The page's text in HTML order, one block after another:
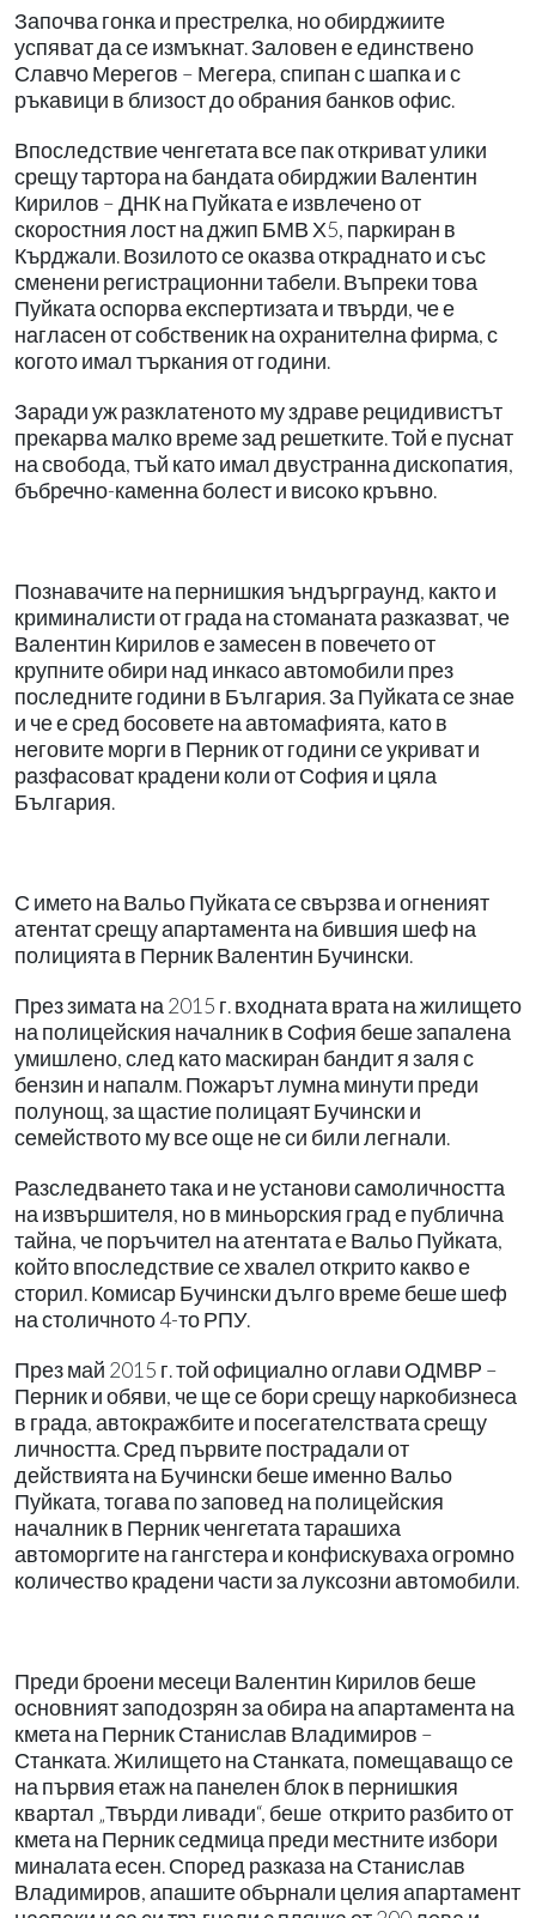
Започва гонка и престрелка, но обирджиите
успяват да се измъкнат. Заловен е единствено
Славчо Мерегов – Мегера, спипан с шапка и с
ръкавици в близост до обрания банков офис.
Впоследствие ченгетата все пак откриват улики
срещу тартора на бандата обирджии Валентин
Кирилов – ДНК на Пуйката е извлечено от
скоростния лост на джип БМВ Х5, паркиран в
Кърджали. Возилото се оказва откраднато и със
сменени регистрационни табели. Въпреки това
Пуйката оспорва експертизата и твърди, че е
нагласен от собственик на охранителна фирма, с
когото имал търкания от години.
Заради уж разклатеното му здраве рецидивистът
прекарва малко време зад решетките. Той е пуснат
на свобода, тъй като имал двустранна дископатия,
бъбречно-каменна болест и високо кръвно.
Познавачите на пернишкия ъндърграунд, както и
криминалисти от града на стоманата разказват, че
Валентин Кирилов е замесен в повечето от
крупните обири над инкасо автомобили през
последните години в България. За Пуйката се знае
и че е сред босовете на автомафията, като в
неговите морги в Перник от години се укриват и
разфасоват крадени коли от София и цяла
България.
С името на Вальо Пуйката се свързва и огненият
атентат срещу апартамента на бившия шеф на
полицията в Перник Валентин Бучински.
През зимата на 2015 г. входната врата на жилището
на полицейския началник в София беше запалена
умишлено, след като маскиран бандит я заля с
бензин и напалм. Пожарът лумна минути преди
полунощ, за щастие полицаят Бучински и
семейството му все още не си били легнали.
Разследването така и не установи самоличността
на извършителя, но в миньорския град е публична
тайна, че поръчител на атентата е Вальо Пуйката,
който впоследствие се хвалел открито какво е
сторил. Комисар Бучински дълго време беше шеф
на столичното 4-то РПУ.
Презмай 2015 г. той официално оглави ОДМВР –
Перник и обяви, че ще се бори срещу наркобизнеса
в града, автокражбите и посегателствата срещу
личността. Сред първите пострадали от
действията на Бучински беше именно Вальо
Пуйката, тогава по заповед на полицейския
началник в Перник ченгетата тарашиха
автоморгите на гангстера и конфискуваха огромно
количество крадени части за луксозни автомобили.
Преди броени месеци Валентин Кирилов беше
основният заподозрян за обира на апартамента на
кмета на Перник Станислав Владимиров –
Станката. Жилището на Станката, помещаващо се
на първия етаж на панелен блок в пернишкия
квартал „Твърди ливади“, беше открито разбито от
кмета на Перник седмица преди местните избори
миналата есен. Според разказа на Станислав
Владимиров, апашите обърнали целия апартамент